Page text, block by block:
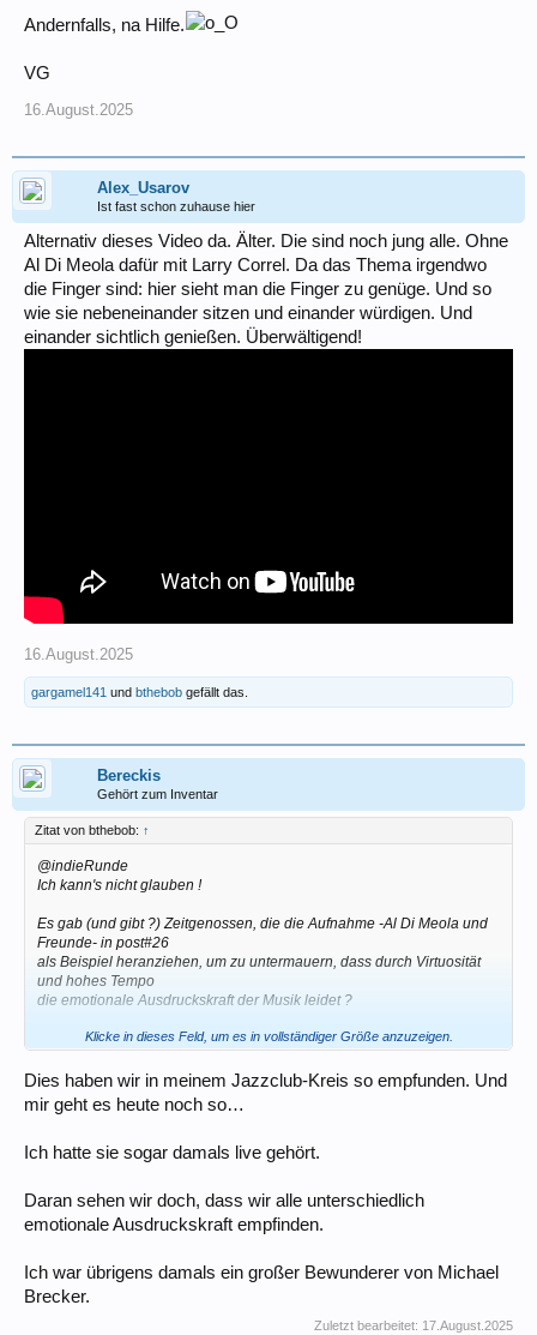
Andernfalls, na Hilfe.
VG
16.August.2025
Alex_Usarov
Ist fast schon zuhause hier
Alternativ dieses Video da. Älter. Die sind noch jung alle. Ohne
Al Di Meola dafür mit Larry Correl. Da das Thema irgendwo
die Finger sind: hier sieht man die Finger zu genüge. Und so
wie sie nebeneinander sitzen und einander würdigen. Und
einander sichtlich genießen. Überwältigend!
16.August.2025
gargamel141 und bthebob gefällt das.
Bereckis
Gehört zum Inventar
Zitat von bthebob: ↑
@indieRunde
Ich kann's nicht glauben !
Es gab (und gibt ?) Zeitgenossen, die die Aufnahme -Al Di Meola und
Freunde- in post#26
als Beispiel heranziehen, um zu untermauern, dass durch Virtuosität
und hohes Tempo
die emotionale Ausdruckskraft der Musik leidet ?
Hab' ich falsch verstanden, oder ?
Andernfalls, na Hilfe.
VG
Klicke in dieses Feld, um es in vollständiger Größe anzuzeigen.
Dies haben wir in meinem Jazzclub-Kreis so empfunden. Und
mir geht es heute noch so…
Ich hatte sie sogar damals live gehört.
Daran sehen wir doch, dass wir alle unterschiedlich
emotionale Ausdruckskraft empfinden.
Ich war übrigens damals ein großer Bewunderer von Michael
Brecker.
Zuletzt bearbeitet: 17.August.2025